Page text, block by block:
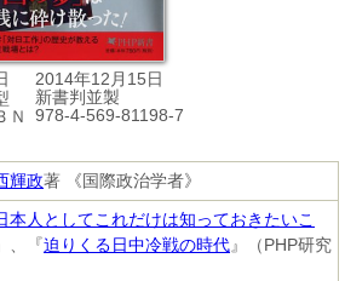
2014年12月15日
新書判並製
Ｎ
978-4-569-81198-7
輝政著 《国際政治学者》
本人としてこれだけは知っておきたいこ
、『迫りくる日中冷戦の時代』（PHP研究